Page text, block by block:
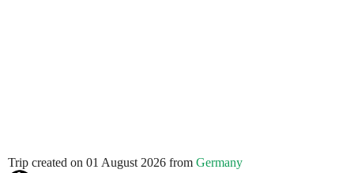
Trip created on 01 August 2026 from Germany